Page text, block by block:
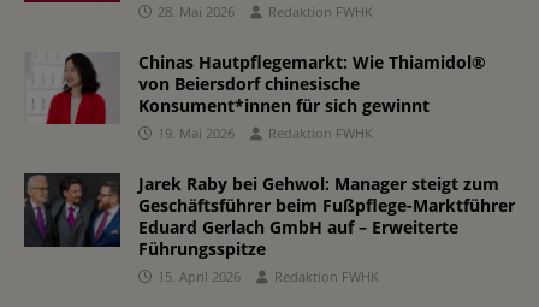
28. Mai 2026 Redaktion FWHK
Chinas Hautpflegemarkt: Wie Thiamidol®
von Beiersdorf chinesische
Konsument*innen für sich gewinnt
19. Mai 2026 Redaktion FWHK
Jarek Raby bei Gehwol: Manager steigt zum
Geschäftsführer beim Fußpflege-Marktführer
Eduard Gerlach GmbH auf – Erweiterte
Führungsspitze
15. April 2026 Redaktion FWHK